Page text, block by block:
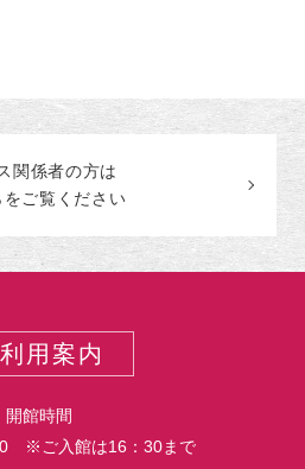
関係者の方は
をご覧ください
用案内
開館時間
※ご入館は16：30まで